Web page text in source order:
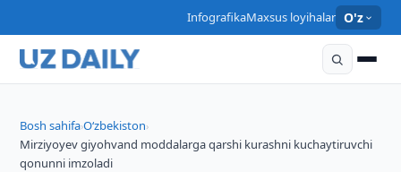
InfografikaMaxsus loyihalar O'z
Bosh sahifa›O‘zbekiston›
Mirziyoyev giyohvand moddalarga qarshi kurashni kuchaytiruvchi
qonunni imzoladi